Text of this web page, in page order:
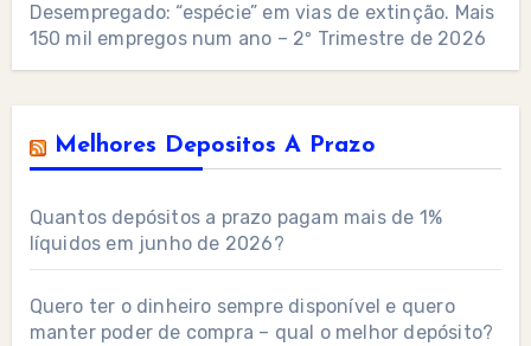
Desempregado: “espécie” em vias de extinção. Mais
150 mil empregos num ano – 2º Trimestre de 2026
Melhores Depositos A Prazo
Quantos depósitos a prazo pagam mais de 1%
líquidos em junho de 2026?
Quero ter o dinheiro sempre disponível e quero
manter poder de compra – qual o melhor depósito?